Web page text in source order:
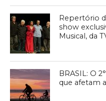
Repertório
show
Musical, da
BRASIL: O
que afetam